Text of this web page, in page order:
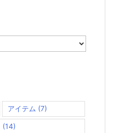
アイテム (7)
(14)